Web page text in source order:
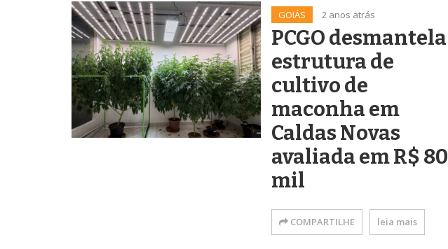
GOIÁS 2 anos atrás
PCGO desmantela
estrutura de
cultivo de
maconha em
Caldas Novas
avaliada em R$ 80
mil
COMPARTILHE leia mais